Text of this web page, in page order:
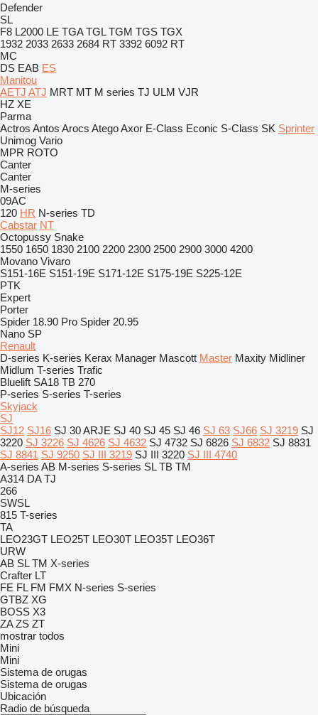
Defender
SL
F8 L2000 LE TGA TGL TGM TGS TGX
1932 2033 2633 2684 RT 3392 6092 RT
MC
DS EAB ES
Manitou
AETJ ATJ MRT MT M series TJ ULM VJR
HZ XE
Parma
Actros Antos Arocs AtegoAxor E-Class Econic S-Class SK Sprinter
Unimog Vario
MPR ROTO
Canter
Canter
M-series
09AC
120 HR N-series TD
Cabstar NT
Octopussy Snake
1550 1650 1830 2100 2200 2300 2500 2900 3000 4200
Movano Vivaro
S151-16E S151-19E S171-12E S175-19E S225-12E
PTK
Expert
Porter
Spider 18.90 Pro Spider 20.95
Nano SP
Renault
D-series K-series Kerax Manager Mascott Master Maxity Midliner
Midlum T-series Trafic
Bluelift SA18 TB 270
P-series S-series T-series
Skyjack
SJ
SJ12 SJ16 SJ 30 ARJE SJ 40 SJ 45 SJ 46 SJ 63 SJ66 SJ 3219 SJ
3220 SJ 3226 SJ 4626 SJ 4632 SJ 4732 SJ 6826 SJ 6832 SJ 8831
SJ 8841 SJ 9250 SJ III 3219 SJ III 3220 SJ III 4740
A-series AB M-series S-series SL TB TM
A314 DA TJ
266
SWSL
815 T-series
TA
LEO23GT LEO25T LEO30T LEO35T LEO36T
URW
AB SL TM X-series
Crafter LT
FE FL FM FMX N-series S-series
GTBZ XG
BOSS X3
ZA ZS ZT
mostrar todos
Mini
Mini
Sistema de orugas
Sistema de orugas
Ubicación
Radio de búsqueda